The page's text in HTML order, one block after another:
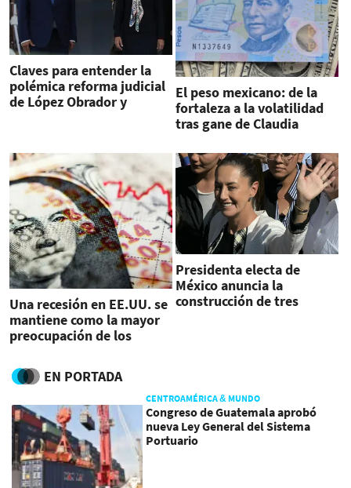
Claves para entender la
polémica reforma judicial
de López Obrador y
El peso mexicano: de la
fortaleza a la volatilidad
tras gane de Claudia
Una recesión en EE.UU. se
mantiene como la mayor
preocupación de los
Presidenta electa de
México anuncia la
construcción de tres
EN PORTADA
CENTROAMÉRICA & MUNDO
Congreso de Guatemala aprobó
nueva Ley General del Sistema
Portuario